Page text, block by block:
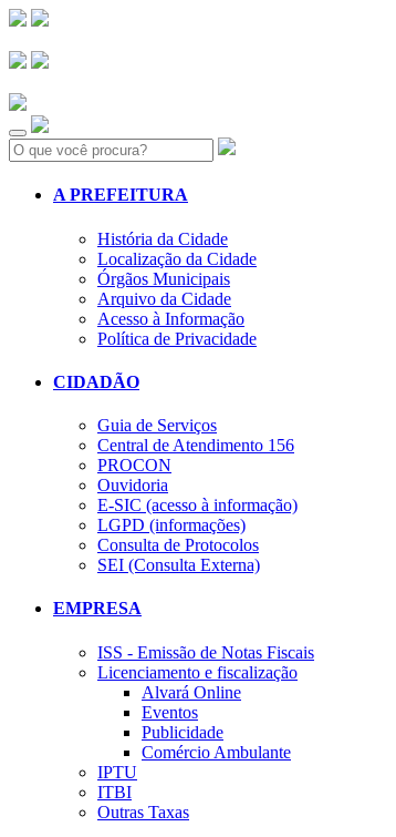
Search:
A PREFEITURA
História da Cidade
Localização da Cidade
Órgãos Municipais
Arquivo da Cidade
Acesso à Informação
Política de Privacidade
CIDADÃO
Guia de Serviços
Central de Atendimento 156
PROCON
Ouvidoria
E-SIC (acesso à informação)
LGPD (informações)
Consulta de Protocolos
SEI (Consulta Externa)
EMPRESA
ISS - Emissão de Notas Fiscais
Licenciamento e fiscalização
Alvará Online
Eventos
Publicidade
Comércio Ambulante
IPTU
ITBI
Outras Taxas